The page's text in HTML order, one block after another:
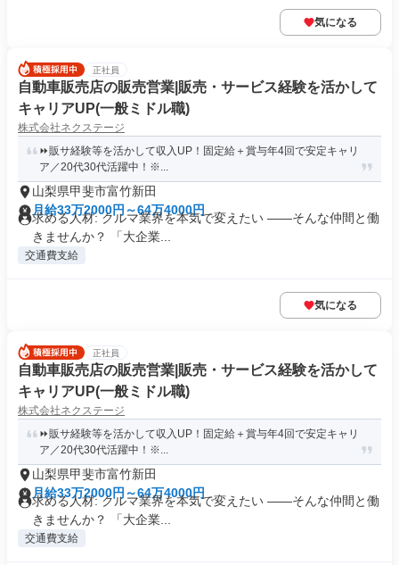
気になる
正社員
自動車販売店の販売営業|販売・サービス経験を活かして
キャリアUP(一般ミドル職)
株式会社ネクステージ
⏩️販サ経験等を活かして収入UP！固定給＋賞与年4回で安定キャリ
ア／20代30代活躍中！※...
山梨県甲斐市富竹新田
月給33万2000円～64万4000円
求める人材: クルマ業界を本気で変えたい ――そんな仲間と働
きませんか？ 「大企業...
交通費支給
気になる
正社員
自動車販売店の販売営業|販売・サービス経験を活かして
キャリアUP(一般ミドル職)
株式会社ネクステージ
⏩️販サ経験等を活かして収入UP！固定給＋賞与年4回で安定キャリ
ア／20代30代活躍中！※...
山梨県甲斐市富竹新田
月給33万2000円～64万4000円
求める人材: クルマ業界を本気で変えたい ――そんな仲間と働
きませんか？ 「大企業...
交通費支給